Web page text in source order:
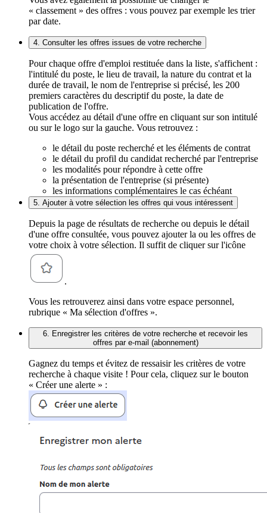
« classement » des offres : vous pouvez par exemple les trier
par date.
4. Consulter les offres issues de votre recherche
Pour chaque offre d'emploi restituée dans la liste, s'affichent :
l'intitulé du poste, le lieu de travail, la nature du contrat et la
durée de travail, le nom de l'entreprise si précisé, les 200
premiers caractères du descriptif du poste, la date de
publication de l'offre.
Vous accédez au détail d'une offre en cliquant sur son intitulé
ou sur le logo sur la gauche. Vous retrouvez :
le détail du poste recherché et les éléments de contrat
le détail du profil du candidat recherché par l'entreprise
les modalités pour répondre à cette offre
la présentation de l'entreprise (si présente)
les informations complémentaires le cas échéant
5. Ajouter à votre sélection les offres qui vous intéressent
Depuis la page de résultats de recherche ou depuis le détail
d'une offre consultée, vous pouvez ajouter la ou les offres de
votre choix à votre sélection. Il suffit de cliquer sur l'icône
.
Vous les retrouverez ainsi dans votre espace personnel,
rubrique « Ma sélection d'offres ».
6. Enregistrer les critères de votre recherche et recevoir les
offres par e-mail (abonnement)
Gagnez du temps et évitez de ressaisir les critères de votre
recherche à chaque visite ! Pour cela, cliquez sur le bouton
« Créer une alerte » :